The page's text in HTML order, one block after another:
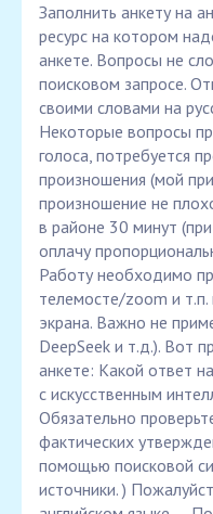
Заполнить анкету на
ресурс на котором
анкете. Вопросы не
поисковом запросе.
своими словами на
Некоторые вопросы
голоса, потребуется
произношения (мой
произношение не
в районе 30 минут
оплачу
Работу необходимо
телемосте/zoom и
экрана. Важно не
DeepSeek и т.д.). Вот
анкете: Какой ответ
с искусственным
Обязательно
фактических
помощью поисковой
источники. )